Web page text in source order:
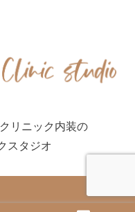
リニック内装の
スタジオ